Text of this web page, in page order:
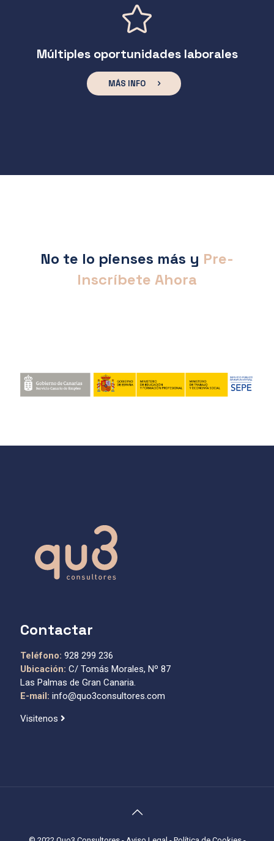
Múltiples oportunidades laborales
MÁS INFO
No te lo pienses más y Pre-
Inscríbete Ahora
Contactar
Teléfono: 928 299 236
Ubicación: C/ Tomás Morales, Nº 87
Las Palmas de Gran Canaria.
E-mail: info@quo3consultores.com
Visitenos